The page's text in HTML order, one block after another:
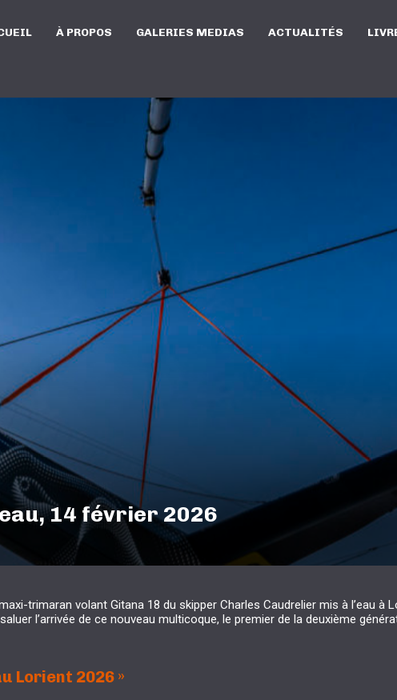
À PROPOS GALERIES MEDIAS ACTUALITÉS
14 février 2026
trimaran volant Gitana 18 du skipper Charles Caudrelier mis à l’eau à
l’arrivée de ce nouveau multicoque, le premier de la deuxième
Lorient 2026 »